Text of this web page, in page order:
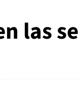
las